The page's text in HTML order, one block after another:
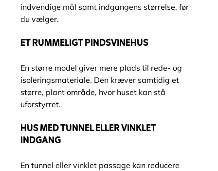
indvendige mål samt indgangens størrelse, før
du vælger.
ET RUMMELIGT PINDSVINEHUS
En større model giver mere plads til rede- og
isoleringsmateriale. Den kræver samtidig et
større, plant område, hvor huset kan stå
uforstyrret.
HUS MED TUNNEL ELLER VINKLET
INDGANG
En tunnel eller vinklet passage kan reducere